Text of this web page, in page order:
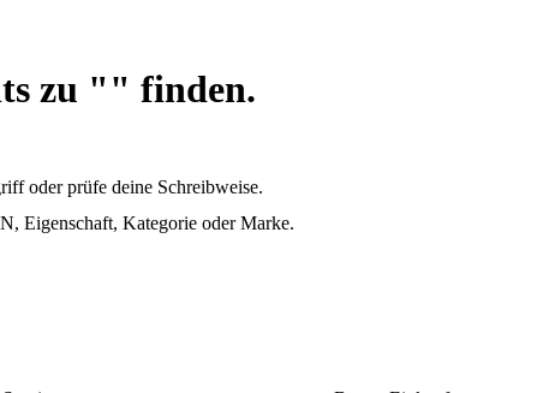
zu "" finden.
oder prüfe deine Schreibweise.
Eigenschaft, Kategorie oder Marke.